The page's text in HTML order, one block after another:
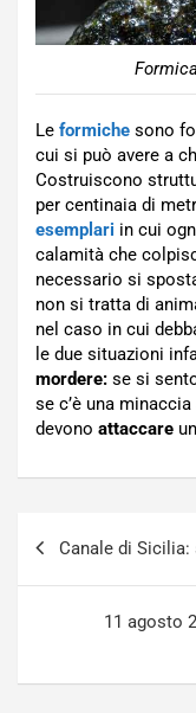
Le formiche sono
cui si può avere a
Costruiscono
per centinaia di
esemplari in cui
calamità che
necessario si
non si tratta di
nel caso in cui
le due situazioni
mordere: se si
se c’è una
devono attaccare
Canale di
11 agosto